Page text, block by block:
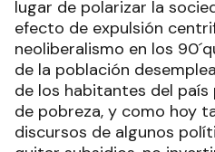
lugar de polarizar la
efecto de expulsión
neoliberalismo en los
de la población
de los habitantes del país
de pobreza, y como hoy
discursos de algunos